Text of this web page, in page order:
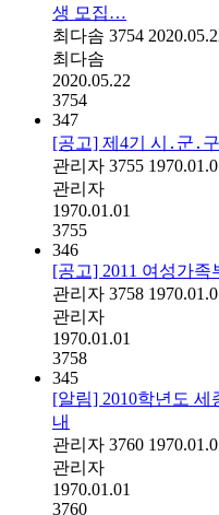
생 모집…
최다솜 3754
최다솜
2020.05.22
3754
347
[공고] 제4기 시․군․
관리자 3755
관리자
1970.01.01
3755
346
[공고] 2011 여성가족
관리자 3758
관리자
1970.01.01
3758
345
[알림] 2010학년도
내
관리자 3760
관리자
1970.01.01
3760